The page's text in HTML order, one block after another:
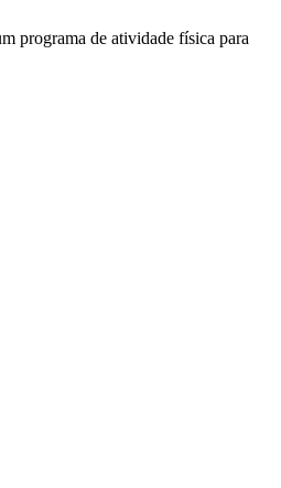
programa de atividade física para